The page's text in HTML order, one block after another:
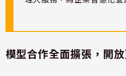
模型合作全面擴張，開